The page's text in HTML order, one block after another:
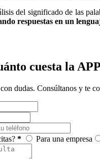
del significado de las
respuestas en un
cuesta la
dudas. Consúltanos y te
Para una empresa